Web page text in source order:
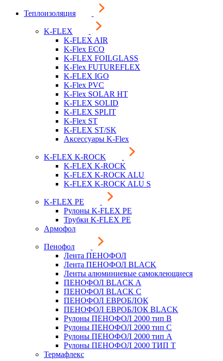
Теплоизоляция
K-FLEX
K-FLEX AIR
K-Flex ECO
K-FLEX FOILGLASS
K-Flex FUTUREFLEX
K-FLEX IGO
K-Flex PVC
K-Flex SOLAR HT
K-FLEX SOLID
K-FLEX SPLIT
K-Flex ST
K-FLEX ST/SK
Аксессуары K-Flex
K-FLEX K-ROCK
K-FLEX K-ROCK
K-FLEX K-ROCK ALU
K-FLEX K-ROCK ALU S
K-FLEX PE
Рулоны K-FLEX PE
Трубки K-FLEX PE
Армофол
Пенофол
Лента ПЕНОФОЛ
Лента ПЕНОФОЛ BLACK
Ленты алюминиевые самоклеющиеся
ПЕНОФОЛ BLACK A
ПЕНОФОЛ BLACK С
ПЕНОФОЛ ЕВРОБЛОК
ПЕНОФОЛ ЕВРОБЛОК BLACK
Рулоны ПЕНОФОЛ 2000 тип B
Рулоны ПЕНОФОЛ 2000 тип C
Рулоны ПЕНОФОЛ 2000 тип А
Рулоны ПЕНОФОЛ 2000 ТИП Т
Термафлекс